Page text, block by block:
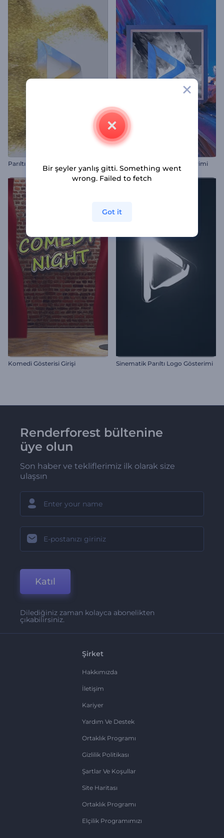
Parıltılı Parçacıklar İntro Pastel Sanat Logosu Gösterimi
Komedi Gösterisi Girişi Sinematik Parıltı Logo Gösterimi
Renderforest bültenine
üye olun
Son haber ve tekliflerimiz ilk olarak size
ulaşsın
Katıl
Dilediğiniz zaman kolayca abonelikten
çıkabilirsiniz.
Şirket
Hakkımızda
İletişim
Kariyer
Yardım Ve Destek
Ortaklık Programı
Gizlilik Politikası
Şartlar Ve Koşullar
Site Haritası
Ortaklık Programı
Elçilik Programımızı
Bir şeyler yanlış gitti. Something went
wrong. Failed to fetch
Got it